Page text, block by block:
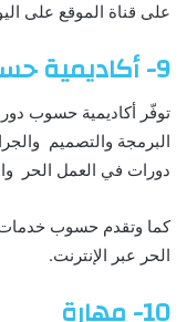
على قناة الموقع على
9- أكاديمية حسوب
توفّر أكاديمية حسوب
البرمجة والتصميم
دورات في العمل الحر
كما وتقدم حسوب
الحر عبر الإنترنت.